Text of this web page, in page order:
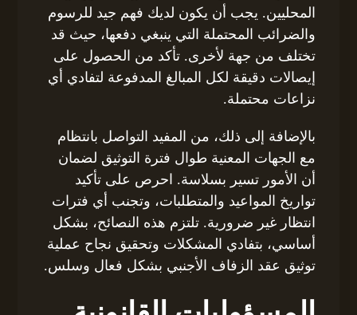
المحليين. يجب أن يكون لديك فهم جيد للرسوم
والضرائب المحتملة التي ينبغي دفعها، حيث قد
تختلف من جهة لأخرى. تأكد من الحصول على
إيصالات دقيقة لكل المبالغ المدفوعة لتفادي أي
نزاعات محتملة.
بالإضافة إلى ذلك، من المفيد التواصل بانتظام
مع الجهات المعنية طوال فترة التوثيق لضمان
أن الأمور تسير بسلاسة. احرص على تأكيد
تواريخ المواعيد والمتطلبات، وتجنب أي فترات
انتظار غير ضرورية. تلتزم هذه النصائح، بشكل
أساسي، بتفادي المشكلات وتحقيق نجاح عملية
توثيق عقد الزفاف الأجنبي بشكل فعال وسلس.